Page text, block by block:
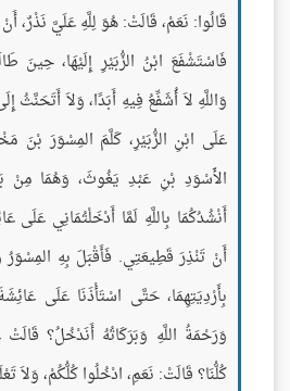
قَالُوا: نَعَمْ، قَالَتْ: هُوَ لِلَّهِ عَلَيَّ نَذْرٌ، أَنْ
فَاسْتَشْفَعَ ابْنُ الزُّبَيْرِ إِلَيْهَا، حِينَ
وَاللَّهِ لاَ أُشَفِّعُ فِيهِ أَبَدًا، وَلاَ أَتَحَنَّثُ
عَلَى ابْنِ الزُّبَيْرِ، كَلَّمَ المِسْوَرَ بْنَ
الأَسْوَدِ بْنِ عَبْدِ يَغُوثَ، وَهُمَا مِنْ
أَنْشُدُكُمَا بِاللَّهِ لَمَّا أَدْخَلْتُمَانِي عَلَى
أَنْ تَنْذِرَ قَطِيعَتِي. فَأَقْبَلَ بِهِ
بِأَرْدِيَتِهِمَا، حَتَّى اسْتَأْذَنَا عَلَى
وَرَحْمَةُ اللَّهِ وَبَرَكَاتُهُ أَنَدْخُلُ؟ قَالَتْ
كُلُّنَا؟ قَالَتْ: نَعَمِ، ادْخُلُوا كُلُّكُمْ، وَلاَ